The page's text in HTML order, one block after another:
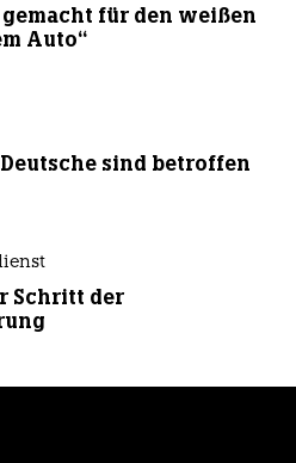
gemacht für den weißen
Auto“
sind betroffen
Schritt der